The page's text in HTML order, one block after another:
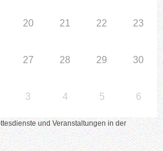
20 21 22 23
27 28 29 30
3 4 5 6
und Veranstaltungen in der